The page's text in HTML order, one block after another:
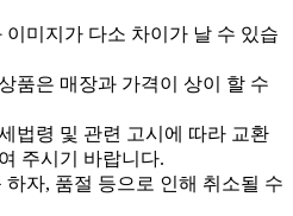
미지가 다소 차이가 날 수 있습
품은 매장과 가격이 상이 할 수
법령 및 관련 고시에 따라 교환
주시기 바랍니다.
자, 품절 등으로 인해 취소될 수